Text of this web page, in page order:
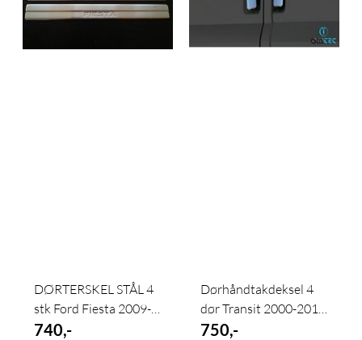
DØRTERSKEL STÅL 4
stk Ford Fiesta 2009-
2017
740,-
Dørhåndtakdeksel 4
dør Transit 2000-2013
stål
750,-